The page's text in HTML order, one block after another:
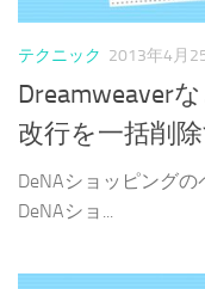
テクニック 2013年4月
Dreamweaver
改行を一括削
DeNAショッピング
DeNAショ...